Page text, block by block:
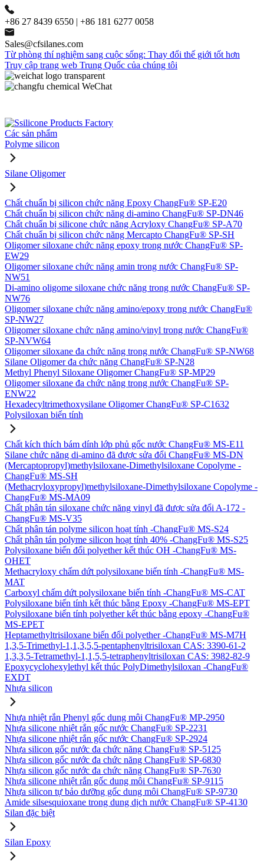
+86 27 8439 6550 | +86 181 6277 0058
Sales@cfsilanes.com
Từ phòng thí nghiệm sang cuộc sống: Thay đổi thế giới tốt hơn
Truy cập trang web Trung Quốc của chúng tôi
Các sản phẩm
Polyme silicon
Silane Oligomer
Chất chuẩn bị silicon chức năng Epoxy ChangFu® SP-E20
Chất chuẩn bị silicon chức năng di-amino ChangFu® SP-DN46
Chất chuẩn bị silicone chức năng Acryloxy ChangFu® SP-A70
Chất chuẩn bị silicon chức năng Mercapto ChangFu® SP-SH
Oligomer siloxane chức năng epoxy trong nước ChangFu® SP-
EW29
Oligomer siloxane chức năng amin trong nước ChangFu® SP-
NW51
Di-amino oligome siloxane chức năng trong nước ChangFu® SP-
NW76
Oligomer siloxane chức năng amino/epoxy trong nước ChangFu®
SP-NW27
Oligomer siloxane chức năng amino/vinyl trong nước ChangFu®
SP-NVW64
Oligomer siloxane đa chức năng trong nước ChangFu® SP-NW68
Silane Oligomer đa chức năng ChangFu® SP-N28
Methyl Phenyl Siloxane Oligomer ChangFu® SP-MP29
Oligomer siloxane đa chức năng trong nước ChangFu® SP-
ENW22
Hexadecyltrimethoxysilane Oligomer ChangFu® SP-C1632
Polysiloxan biến tính
Chất kích thích bám dính lớp phủ gốc nước ChangFu® MS-E11
Silane chức năng di-amino đã được sửa đổi ChangFu® MS-DN
(Mercaptopropyl)methylsiloxane-Dimethylsiloxane Copolyme -
ChangFu® MS-SH
(Methacryloxypropyl)methylsiloxane-Dimethylsiloxane Copolyme -
ChangFu® MS-MA09
Chất phân tán siloxane chức năng vinyl đã được sửa đổi A-172 -
ChangFu® MS-V35
Chất phân tán polyme silicon hoạt tính -ChangFu® MS-S24
Chất phân tán polyme silicon hoạt tính 40% -ChangFu® MS-S25
Polysiloxane biến đổi polyether kết thúc OH -ChangFu® MS-
OHET
Methacryloxy chấm dứt polysiloxane biến tính -ChangFu® MS-
MAT
Carboxyl chấm dứt polysiloxane biến tính -ChangFu® MS-CAT
Polysiloxane biến tính kết thúc bằng Epoxy -ChangFu® MS-EPT
Polysiloxane biến tính polyether kết thúc bằng epoxy -ChangFu®
MS-EPET
Heptamethyltrisiloxane biến đổi polyether -ChangFu® MS-M7H
1,3,5-Trimethyl-1,1,3,5,5-pentaphenyltrisiloxan CAS: 3390-61-2
1,3,3,5-Tetramethyl-1,1,5,5-tetraphenyltrisiloxan CAS: 3982-82-9
Epoxycyclohexylethyl kết thúc PolyDimethylsiloxan -ChangFu®
EXDT
Nhựa silicon
Nhựa nhiệt rắn Phenyl gốc dung môi ChangFu® MP-2950
Nhựa silicone nhiệt rắn gốc nước ChangFu® SP-2231
Nhựa silicone nhiệt rắn gốc nước ChangFu® SP-2924
Nhựa silicon gốc nước đa chức năng ChangFu® SP-5125
Nhựa silicon gốc nước đa chức năng ChangFu® SP-6830
Nhựa silicon gốc nước đa chức năng ChangFu® SP-7630
Nhựa silicone nhiệt rắn gốc dung môi ChangFu® SP-9115
Nhựa silicon tự bảo dưỡng gốc dung môi ChangFu® SP-9730
Amide silsesquioxane trong dung dịch nước ChangFu® SP-4130
Silan đặc biệt
Silan Epoxy